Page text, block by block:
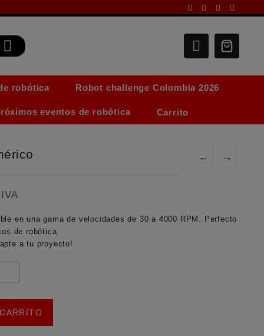
robótica Robot challenge Colombia 2026
eventos de robótica Carrito
← →
en una gama de velocidades de 30 a 4000 RPM. Perfecto
de robótica.
a tu proyecto!